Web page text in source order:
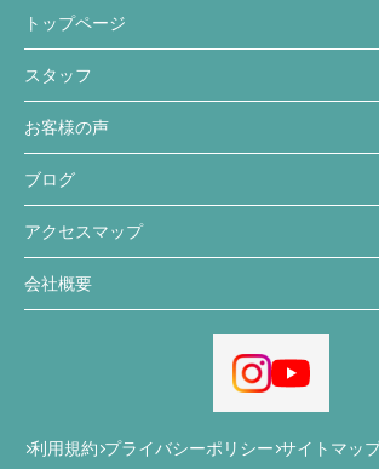
トップページ
スタッフ
お客様の声
ブログ
アクセスマップ
会社概要
利用規約 プライバシーポリシー サイトマッ